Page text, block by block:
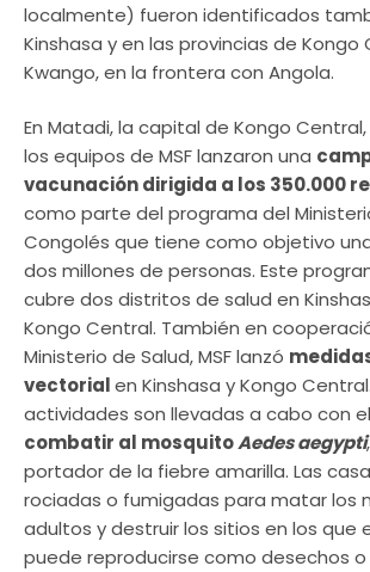
localmente) fueron identificados
Kinshasa y en las provincias de Kongo
Kwango, en la frontera con Angola.
En Matadi, la capital de Kongo
los equipos de MSF lanzaron una
vacunación dirigida a los 350.000
como parte del programa del
Congolés que tiene como objetivo
dos millones de personas. Este
cubre dos distritos de salud en
Kongo Central. También en
Ministerio de Salud, MSF lanzó
vectorialen Kinshasa y Kongo
actividades son llevadas a cabo con
combatir al mosquitoAedesaegypti
portador de la fiebre amarilla. Las
rociadas o fumigadas para matar los
adultos y destruir los sitios en los que
puede reproducirse como desechos